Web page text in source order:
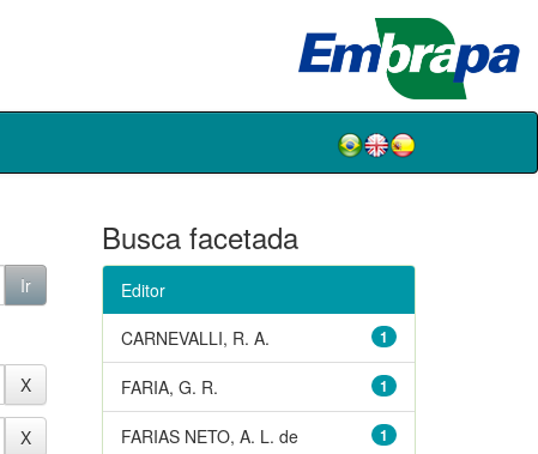
Busca facetada
Editor
1
CARNEVALLI, R. A.
1
FARIA, G. R.
1
FARIAS NETO, A. L. de